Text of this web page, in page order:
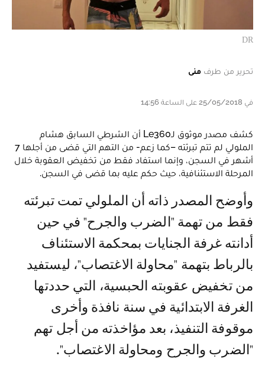
DR
تحرير من طرف منى
في 25/05/2018 على الساعة 14:56
كشف مصدر موثوق لـLe360 أن الشرطي السابق هشام
الملولي لم تتم تبرئته –كما زعم- من التهم التي قضى من أجلها 7
أشهر في السجن، وإنما استفاد فقط من تخفيض العقوبة خلال
المرحلة الاستئنافية، حيث حكم عليه بما قضى في السجن.
وأوضح المصدر ذاته أن الملولي تمت تبرئته
فقط من تهمة "الضرب والجرح" في حين
أدانته غرفة الجنايات بمحكمة الاستئناف
بالرباط بتهمة "محاولة الاغتصاب"، ليستفيد
من تخفيض عقوبته الحبسية، التي حددتها
الغرفة الابتدائية في سنة نافذة وأخرى
موقوفة التنفيذ، بعد مؤاخذته من أجل تهم
"الضرب والجرح ومحاولة الاغتصاب".